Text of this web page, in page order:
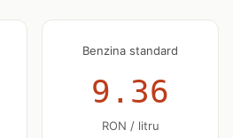
Benzina standard
9.36
RON / litru